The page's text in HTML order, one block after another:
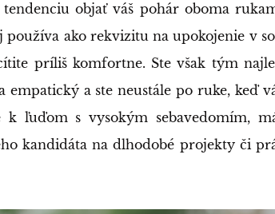
objať váš pohár oboma
používa ako rekvizitu na upokojenie v
príliš komfortne. Ste však tým
empatický a ste neustále po ruke, keď
k ľuďom s vysokým sebavedomím,
kandidáta na dlhodobé projekty či